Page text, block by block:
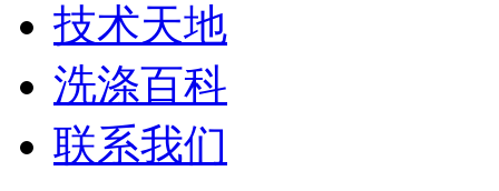
技术天地
洗涤百科
联系我们